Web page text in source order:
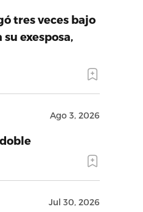
tres veces bajo
exesposa,
Ago 3, 2026
Jul 30, 2026